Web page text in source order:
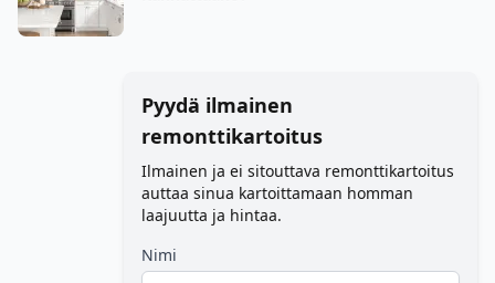
Pyydä ilmainen
remonttikartoitus
Ilmainen ja ei sitouttava remonttikartoitus
auttaa sinua kartoittamaan homman
laajuutta ja hintaa.
Nimi